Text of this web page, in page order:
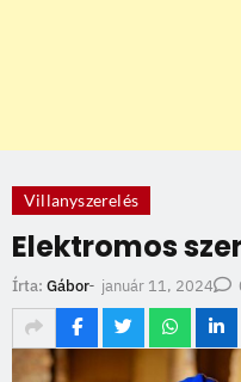
Villanyszerelés
Elektromos
Írta: Gábor- január 11, 2024